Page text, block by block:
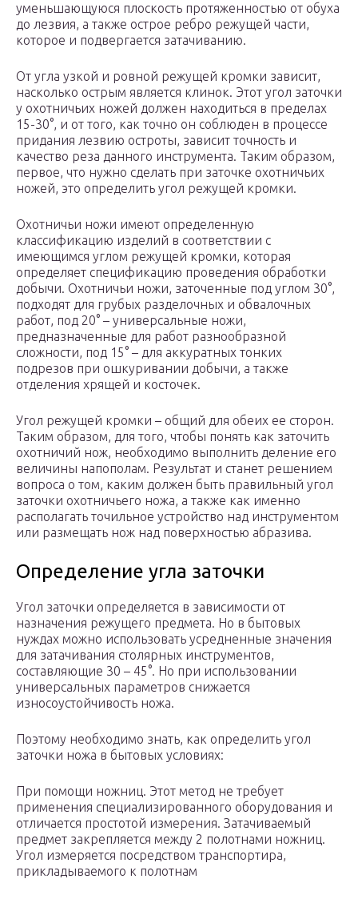
уменьшающуюся плоскость протяженностью от обуха
до лезвия, а также острое ребро режущей части,
которое и подвергается затачиванию.
От угла узкой и ровной режущей кромки зависит,
насколько острым является клинок. Этот угол заточки
у охотничьих ножей должен находиться в пределах
15-30°, и от того, как точно он соблюден в процессе
придания лезвию остроты, зависит точность и
качество реза данного инструмента. Таким образом,
первое, что нужно сделать при заточке охотничьих
ножей, это определить угол режущей кромки.
Охотничьи ножи имеют определенную
классификацию изделий в соответствии с
имеющимся углом режущей кромки, которая
определяет спецификацию проведения обработки
добычи. Охотничьи ножи, заточенные под углом 30°,
подходят для грубых разделочных и обвалочных
работ, под 20° – универсальные ножи,
предназначенные для работ разнообразной
сложности, под 15° – для аккуратных тонких
подрезов при ошкуривании добычи, а также
отделения хрящей и косточек.
Угол режущей кромки – общий для обеих ее сторон.
Таким образом, для того, чтобы понять как заточить
охотничий нож, необходимо выполнить деление его
величины напополам. Результат и станет решением
вопроса о том, каким должен быть правильный угол
заточки охотничьего ножа, а также как именно
располагать точильное устройство над инструментом
или размещать нож над поверхностью абразива.
Определение угла заточки
Угол заточки определяется в зависимости от
назначения режущего предмета. Но в бытовых
нуждах можно использовать усредненные значения
для затачивания столярных инструментов,
составляющие 30 – 45°. Но при использовании
универсальных параметров снижается
износоустойчивость ножа.
Поэтому необходимо знать, как определить угол
заточки ножа в бытовых условиях:
При помощи ножниц. Этот метод не требует
применения специализированного оборудования и
отличается простотой измерения. Затачиваемый
предмет закрепляется между 2 полотнами ножниц.
Угол измеряется посредством транспортира,
прикладываемого к полотнам